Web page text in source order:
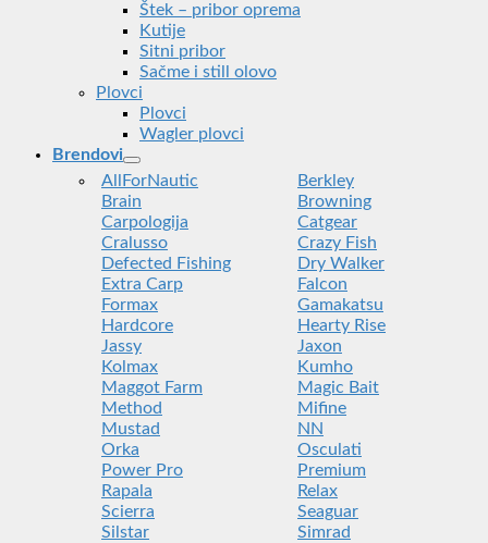
Štek – pribor oprema
Kutije
Sitni pribor
Sačme i still olovo
Plovci
Plovci
Wagler plovci
Brendovi
AllForNautic
Berkley
Brain
Browning
Carpologija
Catgear
Cralusso
Crazy Fish
Defected Fishing
Dry Walker
Extra Carp
Falcon
Formax
Gamakatsu
Hardcore
Hearty Rise
Jassy
Jaxon
Kolmax
Kumho
Maggot Farm
Magic Bait
Method
Mifine
Mustad
NN
Orka
Osculati
Power Pro
Premium
Rapala
Relax
Scierra
Seaguar
Silstar
Simrad